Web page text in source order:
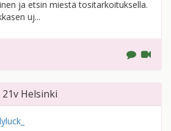
ja etsin miestä tositarkoituksella.
uj...
21v Helsinki